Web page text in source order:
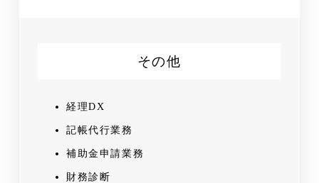
その他
経理DX
記帳代行業務
補助金申請業務
財務診断